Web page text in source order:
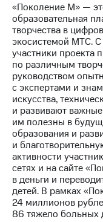
«Поколение М» —
образовательная
творчества в
экосистемой МТС.
участники проекта
по различным
руководством
с экспертами и
искусства,
и развивают
им полезны в
образования и
и
активности
сетях и на сайте
в деньги и
детей. В рамках
24 миллионов
86 тяжело больных